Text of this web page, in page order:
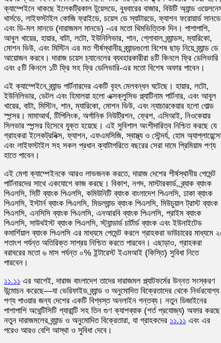
ক্যাম্পেইনে থাকছে ইলেকট্রিকাল টুয়েসডে, বুধবারের বাজার, বিউটি অ্যান্ড
থার্সডে, লাইফস্টাইল কোজি ফ্রাইডে, চয়েস ডে স্যাটারডে, ফ্যাশন ফরোয়ার্ড সানডে
এবং ডি-মল মানডে (দারাজমল মানডে) -এর মতো থিমভিত্তিক দিন। পাশাপাশি,
আবুল খায়ের, হায়ার, বাটা, লটো, ইউনিলিভার, শান, গ্লোবাল ব্র্যান্ডস, ম্যারিকো,
মোশন ভিউ, এবং মিস্টিন এর মত শীর্ষস্থানীয় ব্র্যান্ডগুলো বিশেষ ছাড় নিয়ে ব্র্যান্ড ডে
আয়োজন করবে। দারাজ চয়েস চ্যানেলের ব্যবহারকারীরা ৪টি কিনলে ফ্রি ডেলিভারি
এবং ৫টি কিনলে ১টি ফ্রি সহ ফ্রি ডেলিভারি-এর মতো বিশেষ অফার পাবেন।
এই ক্যাম্পেইনে ব্র্যান্ড পার্টনারদের একটি বৃহৎ মেলবন্ধন ঘটেছে। হায়ার, লটো,
ইউনিলিভার, ডেটল এবং হিমালয়া হলো এক্সক্লুসিভ প্ল্যাটিনাম পার্টনার, এবং আবুল
খায়ের, বাটা, মিস্টিন, শান, ম্যারিকো, মোশন ভিউ, এবং ন্যাচারকেয়ার হলো গোল্ড
স্পন্সর। মামাআর্থ, টিপিলিংক, অর্গানিক নিউট্রিশন, ফ্রেশ, এসিআই, নিওকেয়ার
সিলভার স্পন্সর হিসেবে যুক্ত হয়েছে। এই সুবিশাল অংশীদারিত্ব নিশ্চিত করছে যে
গ্রাহকরা ইলেকট্রনিক্স, ফ্যাশন, এফএমসিজি, স্বাস্থ্য ও সৌন্দর্য, হোম
এবং লাইফস্টাইল সহ সকল প্রধান ক্যাটাগরিতে বছরের সেরা দামে প্রিমিয়াম পণ্য
হাতে পাবেন।
এই মেগা ক্যাম্পেইনকে আরও লাভজনক করতে, দারাজ দেশের শীর্ষস্থানীয় পেমেন্ট
পার্টনারদের সাথে একযোগে কাজ করছে। বিকাশ, নগদ, মাস্টারকার্ড, ব্র্যাক ব্যাংক
পিএলসি, সিটি ব্যাংক পিএলসি, কমিউনিটি ব্যাংক বাংলাদেশ পিএলসি, ঢাকা ব্যাংক
পিএলসি, ইস্টার্ন ব্যাংক পিএলসি, মিডল্যান্ড ব্যাংক পিএলসি, মিউচুয়াল ট্রাস্ট ব্যাংক
পিএলসি, এনসিসি ব্যাংক পিএলসি, এনআরবি ব্যাংক পিএলসি, প্রাইম ব্যাংক
পিএলসি, সাউথইস্ট ব্যাংক পিএলসি, স্ট্যান্ডার্ড চার্টার্ড ব্যাংক এবং ইউনাইটেড
কমার্শিয়াল ব্যাংক পিএলসি এর মাধ্যমে পেমেন্ট করলে গ্রাহকরা ভাউচারের মাধ্যমে
শতাংশ পর্যন্ত অতিরিক্ত সাশ্রয় নিশ্চিত করতে পারবেন। এছাড়াও, গ্রাহকরা
বরাবরের মতো ৬ মাস পর্যন্ত ০% ইন্টারেস্ট ইএমআই (কিস্তি) সুবিধা নিতে
পারবেন।
১১.১১ এর আগেই, দারাজ বাংলাদেশ তাদের দারাজমল প্ল্যাটফর্মের উন্নত সংস্করণ
উন্মোচন করেছে—যা ভেরিফাইড ব্র্যান্ড ও অনুমোদিত বিক্রেতাদের থেকে নির্ভরযোগ্য
পণ্য পাওয়ার জন্য দেশের একটি বিশ্বস্ত অনলাইন গন্তব্য। নতুন ডিজাইনের
পাশাপাশি অথেন্টিসিটি গ্যারান্টি সহ তিন গুণ ক্যাশব্যাক (শর্ত প্রযোজ্য) অফার করছে
নতুন দারাজমলের ব্র্যান্ড ও অনুমোদিত বিক্রেতারা, যা গ্রাহকদের ১১.১১ এবং এর
পরেও আরও বেশি আস্থা ও সুবিধা দেবে।